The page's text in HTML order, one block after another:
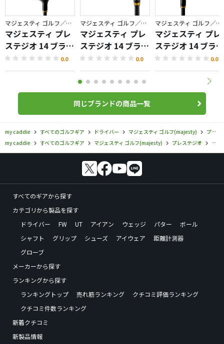
マジェスティ ゴルフ／プレステジオ
マジェスティ プレ
ステジオ 14 ブラッ
ク ドライバー
0.0
マジェスティ ゴルフ／プレステジオ
マジェスティ プレ
ステジオ 14 ブラッ
ク アイアン
0.0
マジェスティ ゴルフ／プレステジオ
マジェスティ プレ
ステジオ 14 ブラッ
ク ハイブリッド0.0
同じブランドの商品一覧
my caddie すべてのゴルフギア ドライバー マジェスティ ゴルフ(majesty)
プレステジオ
my caddie
すべてのゴルフギア マジェスティ ゴルフ(majesty) プレステジオ マジ
すべてのギアから探す
カテゴリから製品を探す
ドライバー
FW UT アイアン ウェッジ パター
ボール
シャフト
グリップ シューズ アイウェア
距離計測器
グローブ
メーカーから探す
ランキングから探す
ランキングトップ
売れ筋ランキング
クチコミ評価ランキング
クチコミ件数ランキング
新着クチコミ
新製品情報